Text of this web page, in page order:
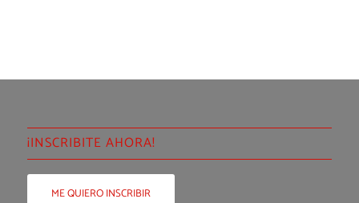
¡INSCRIBITE AHORA!
ME QUIERO INSCRIBIR